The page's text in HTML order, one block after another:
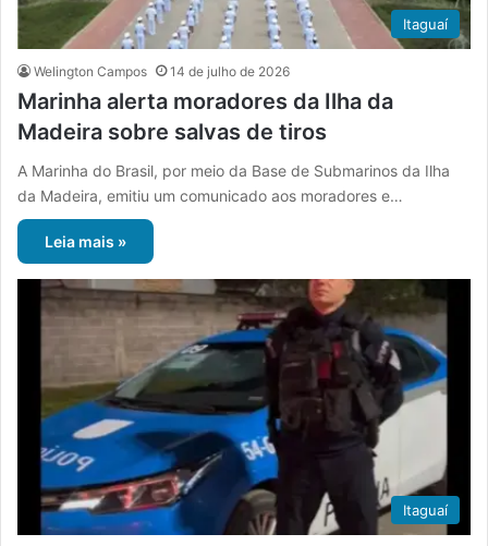
Itaguaí
Welington Campos 14 de julho de 2026
Marinha alerta moradores da Ilha da
Madeira sobre salvas de tiros
A Marinha do Brasil, por meio da Base de Submarinos da Ilha
da Madeira, emitiu um comunicado aos moradores e…
Leia mais »
Itaguaí